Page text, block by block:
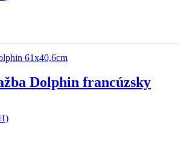
Dolphin francúzsky